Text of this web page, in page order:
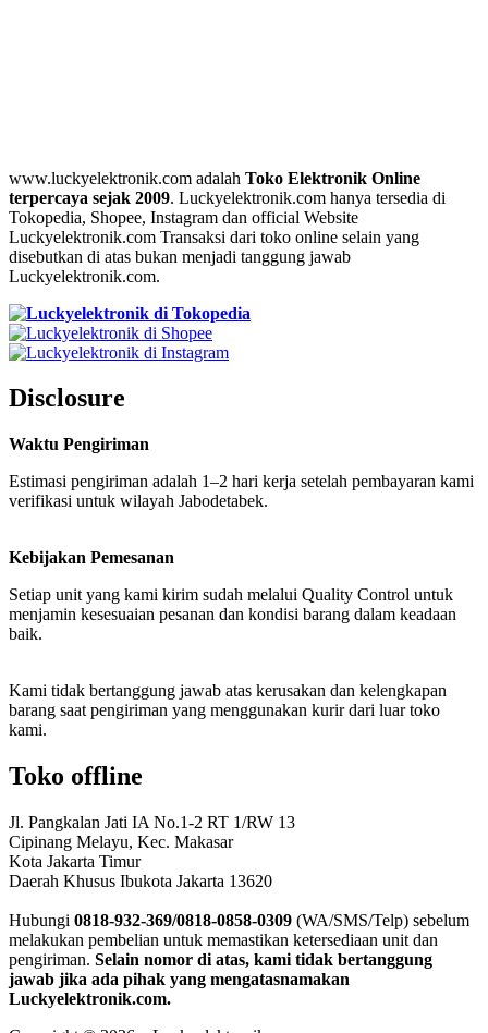
www.luckyelektronik.com adalah Toko Elektronik Online
terpercaya sejak 2009. Luckyelektronik.com hanya tersedia di
Tokopedia, Shopee, Instagram dan official Website
Luckyelektronik.com Transaksi dari toko online selain yang
disebutkan di atas bukan menjadi tanggung jawab
Luckyelektronik.com.
Disclosure
Waktu Pengiriman
Estimasi pengiriman adalah 1–2 hari kerja setelah pembayaran kami
verifikasi untuk wilayah Jabodetabek.
Kebijakan Pemesanan
Setiap unit yang kami kirim sudah melalui Quality Control untuk
menjamin kesesuaian pesanan dan kondisi barang dalam keadaan
baik.
Kami tidak bertanggung jawab atas kerusakan dan kelengkapan
barang saat pengiriman yang menggunakan kurir dari luar toko
kami.
Toko offline
Jl. Pangkalan Jati IA No.1-2 RT 1/RW 13
Cipinang Melayu, Kec. Makasar
Kota Jakarta Timur
Daerah Khusus Ibukota Jakarta 13620
Hubungi 0818-932-369/0818-0858-0309 (WA/SMS/Telp) sebelum
melakukan pembelian untuk memastikan ketersediaan unit dan
pengiriman. Selain nomor di atas, kami tidak bertanggung
jawab jika ada pihak yang mengatasnamakan
Luckyelektronik.com.